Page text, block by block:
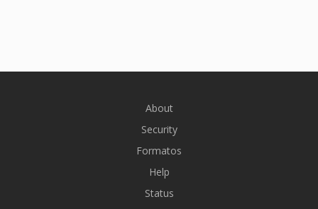
About
Security
Formatos
Help
Status